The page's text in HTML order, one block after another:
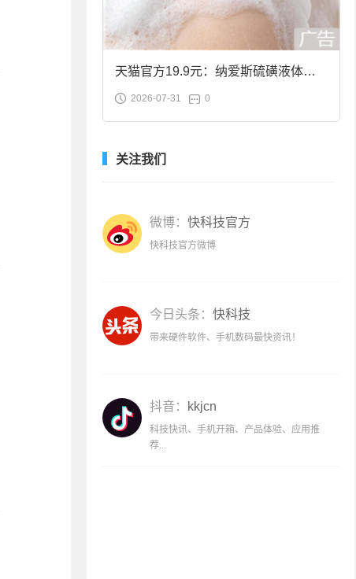
天猫官方19.9元：纳爱斯硫磺液体香
皂2斤大促
2026-07-31 0
关注我们
微博： 快科技官方
快科技官方微博
今日头条： 快科技
带来硬件软件、手机数码最快资讯！
抖音： kkjcn
科技快讯、手机开箱、产品体验、应用推
荐...